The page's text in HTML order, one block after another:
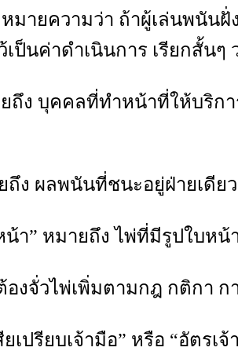
ายความว่า ถ้าผู้เล่นพนันฝั่
นค่าดำเนินการ เรียกสั้นๆ
ยถึง บุคคลที่ทำหน้าที่ให้บริ
ถึง ผลพนันที่ชนะอยู่ฝ่ายเดี
น้า” หมายถึง ไพ่ที่มีรูปใบหน้
องจั่วไพ่เพิ่มตามกฎ กติกา ก
ยเปรียบเจ้ามือ” หรือ “อัตร